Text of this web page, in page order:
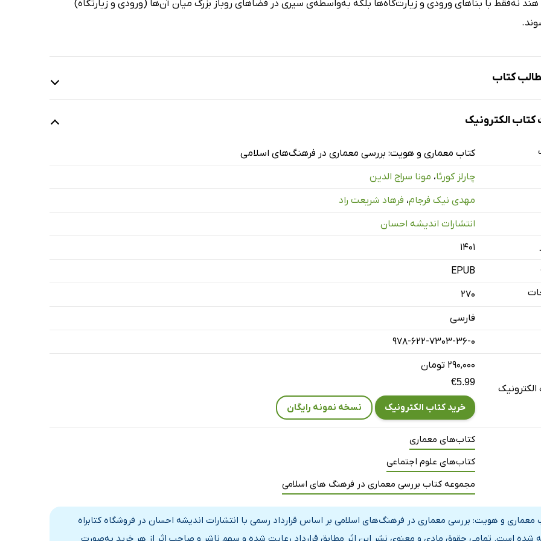
نه‌فقط با بناهای ورودی و زیارت‌گاه‌ها بلکه به‌واسطه‌ی سیری در فضاهای روباز بزرگ میان آن‌ها (ورودی و زیارتگاه)
کتاب
درخشانی مدیر جایزه معماری آقاخان
جدید در خاورمیانه
معماری جنوب شرق آسیا
دوم – اندونزی
در وحدت
در معماری، آن‌گونه که از دیدگاه یک سنگاپوری درک می‌شود
چهارم - تایلند
بر روی پایه‌ها، نشانه‌ای از خاستگاه فرهنگی جنوب شرقی آسیا
پنجم - هند
و جستجوی اندکی نور در انتهای دیگر
ششم – مالزی
کوالالامپور
هفتم – مالزی
الکترونیک
کتاب معماری و هویت: بررسی معماری در فرهنگ‌های اسلامی
چارلز کورئا، مونا سراج الدین
مهدی نیک فرجام، فرهاد شریعت راد
انتشارات اندیشه احسان
۱۴۰۱
EPUB
270
فارسی
978-622-7303-36-0
۲۹۰,۰۰۰ تومان
€5.99
خرید کتاب الکترونیک نسخه نمونه رایگان
کتاب‌های معماری
کتاب‌های علوم اجتماعی
مجموعه کتاب بررسی معماری در فرهنگ های اسلامی
معماری و هویت: بررسی معماری در فرهنگ‌های اسلامی بر اساس قرارداد رسمی با انتشارات اندیشه احسان در فروشگاه کتابراه